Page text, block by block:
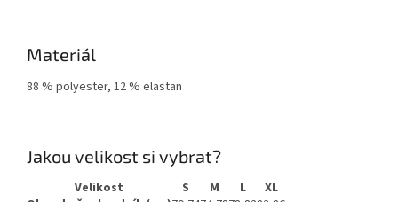
Materiál
88 % polyester, 12 % elastan
Jakou velikost si vybrat?
Velikost S M L
XL